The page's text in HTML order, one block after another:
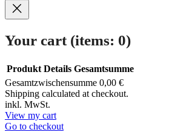
Your cart (items: 0)
Products
in
cart
Produkt Details Gesamtsumme
Gesamtzwischensumme 0,00 €
Shipping calculated at checkout.
inkl. MwSt.
View my cart
Go to checkout